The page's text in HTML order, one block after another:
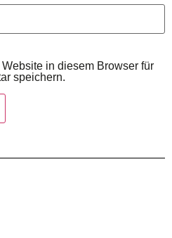
in diesem Browser für
speichern.